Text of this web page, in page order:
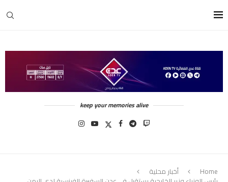
keep your memories alive
Home أخبار محلية